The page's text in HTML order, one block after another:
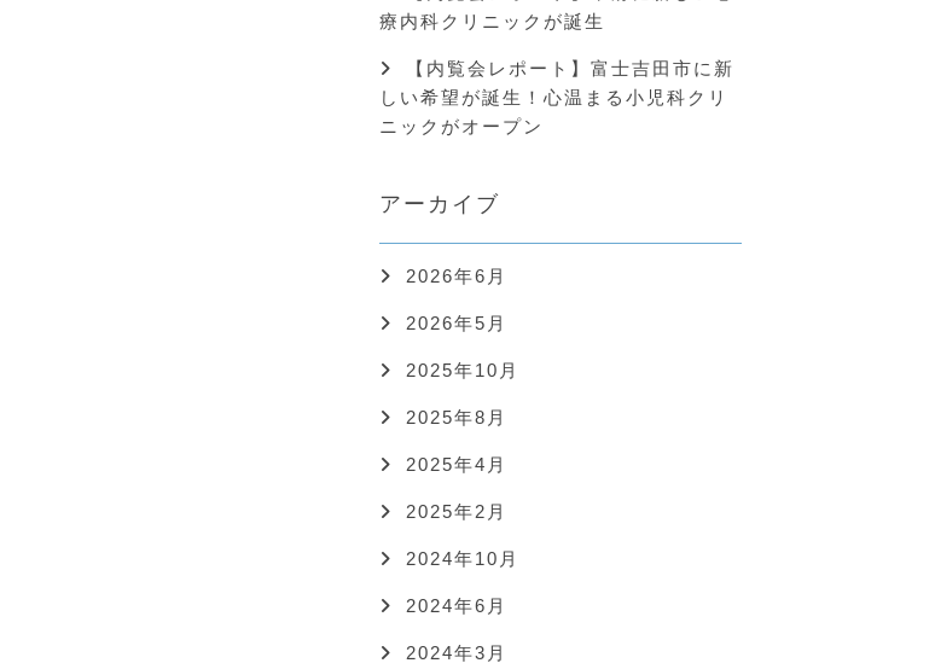
療内科クリニックが誕生
【内覧会レポート】富士吉田市に新
しい希望が誕生！心温まる小児科クリ
ニックがオープン
アーカイブ
2026年6月
2026年5月
2025年10月
2025年8月
2025年4月
2025年2月
2024年10月
2024年6月
2024年3月